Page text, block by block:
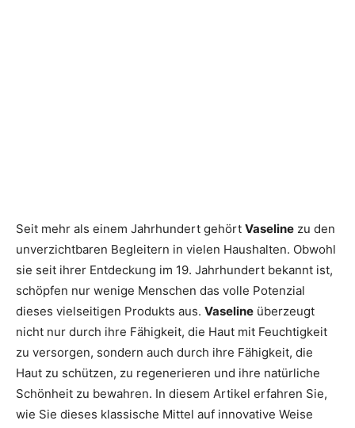
Seit mehr als einem Jahrhundert gehört Vaseline zu den
unverzichtbaren Begleitern in vielen Haushalten. Obwohl
sie seit ihrer Entdeckung im 19. Jahrhundert bekannt ist,
schöpfen nur wenige Menschen das volle Potenzial
dieses vielseitigen Produkts aus. Vaseline überzeugt
nicht nur durch ihre Fähigkeit, die Haut mit Feuchtigkeit
zu versorgen, sondern auch durch ihre Fähigkeit, die
Haut zu schützen, zu regenerieren und ihre natürliche
Schönheit zu bewahren. In diesem Artikel erfahren Sie,
wie Sie dieses klassische Mittel auf innovative Weise